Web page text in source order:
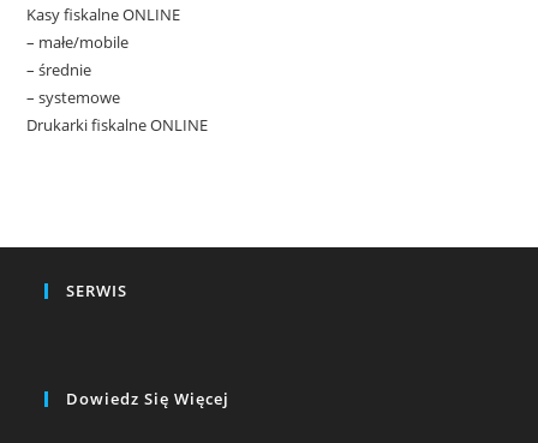
Kasy fiskalne ONLINE
– małe/mobile
– średnie
– systemowe
Drukarki fiskalne ONLINE
SERWIS
Dowiedz Się Więcej